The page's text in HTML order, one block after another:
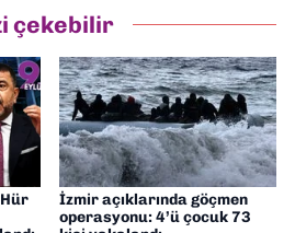
editörlük yapıyorum
çekebilir
İzmir açıklarında göçmen
operasyonu: 4’ü çocuk 73